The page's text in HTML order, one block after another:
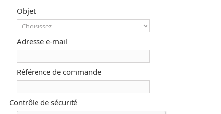
Objet
Adresse e-mail
Référence de commande
Contrôle de sécurité